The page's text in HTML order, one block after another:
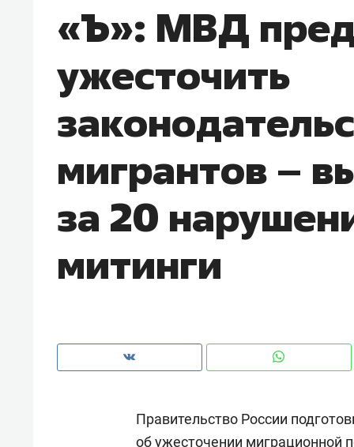
«Ъ»: МВД
ужесточить
мигрантов –
за 20
митинги
Правительство России
об ужесточении миграционной
правил, бизнес может
потерять минимум
Как бизнесу выйти на зарубежные
чем интересен Оман?
создают оазис жилого
комфорта под Казанью
ID